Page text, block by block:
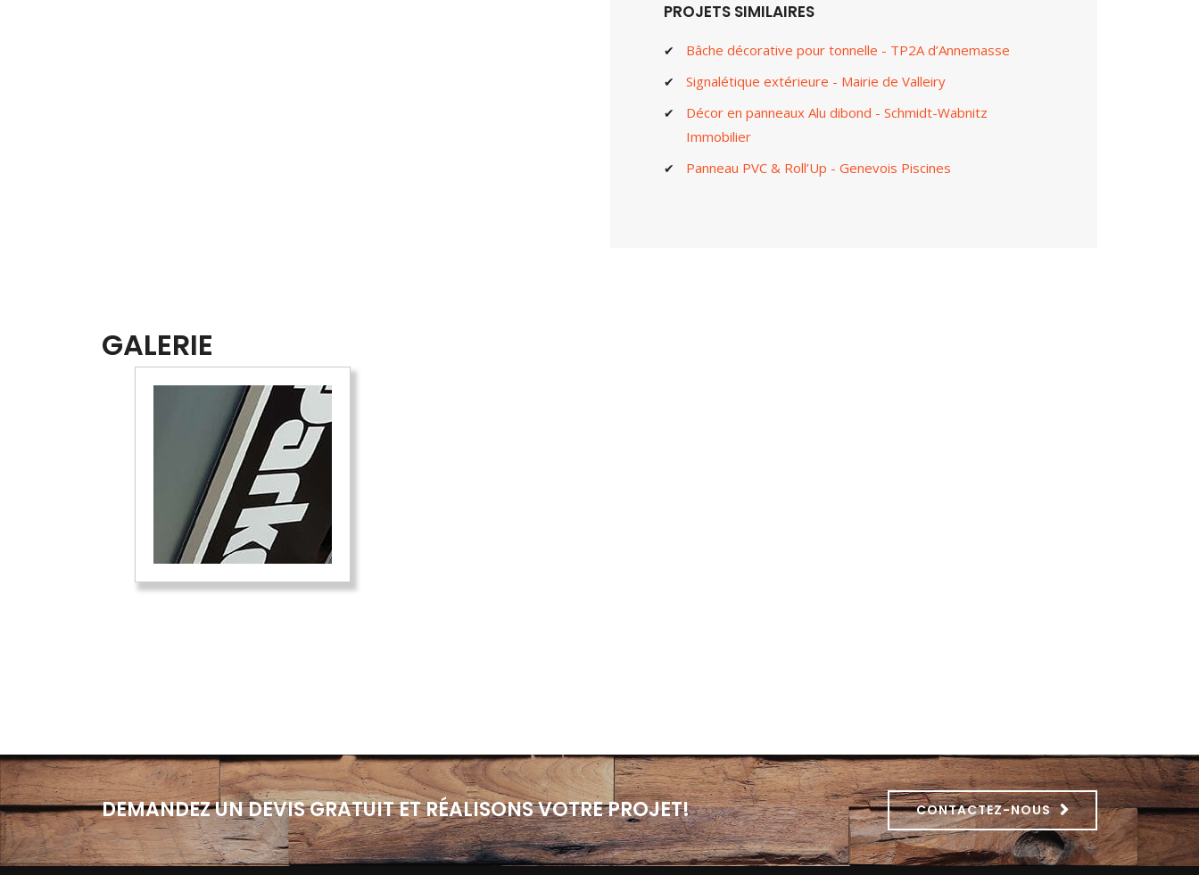
PROJETS SIMILAIRES
Bâche décorative pour tonnelle - TP2A d’Annemasse
Signalétique extérieure - Mairie de Valleiry
Décor en panneaux Alu dibond - Schmidt-Wabnitz
Immobilier
Panneau PVC & Roll’Up - Genevois Piscines
GALERIE
DEMANDEZ UN DEVIS GRATUIT ET RÉALISONS VOTRE PROJET! CONTACTEZ-NOUS